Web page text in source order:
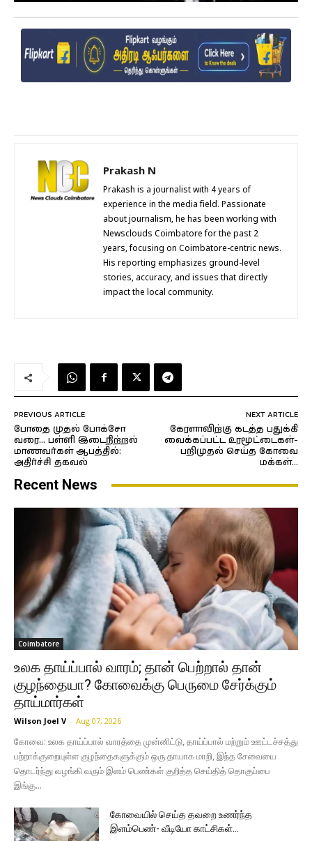
Prakash N
Prakash is a journalist with 4 years of
experience in the media field. Passionate
about journalism, he has been working with
Newsclouds Coimbatore for the past 2
years, focusing on Coimbatore-centric news.
His reporting emphasizes ground-level
stories, accuracy, and issues that directly
impact the local community.
PREVIOUS ARTICLE
போதை முதல் போக்சோ
வரை… பள்ளி இடைநிற்றல்
மாணவர்கள் ஆபத்தில்:
அதிர்ச்சி தகவல்
NEXT ARTICLE
கேரளாவிற்கு கடத்த பதுக்கி
வைக்கப்பட்ட உரமூட்டைகள்-
பறிமுதல் செய்த கோவை
மக்கள்…
Recent News
Coimbatore
உலக தாய்ப்பால் வாரம்; தான் பெற்றால் தான்
குழந்தையா? கோவைக்கு பெருமை சேர்க்கும்
தாய்மார்கள்
Wilson Joel V - Aug 07, 2026
கோவை: உலக தாய்ப்பால் வாரத்தை முன்னிட்டு, தாய்ப்பால் மற்றும் ஊட்டச்சத்து
பற்றாக்குறையுள்ள குழந்தைகளுக்கும் ஒரு தாயாக மாறி, இந்த சேவையை
தொடர்ந்து வழங்கி வரும் இளம் பெண்கள் குறித்த செய்தித் தொகுப்பை
இங்கு...
கோவையில் செய்த தவறை உணர்ந்த
இளம்பெண்- வீடியோ காட்சிகள்…